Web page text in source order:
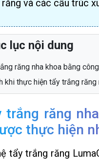
và các cấu trúc
lục nội dung
răng nha khoa bằng
khi thực hiện tẩy trắng
trắng răng
thực hiện
tẩy trắng răng